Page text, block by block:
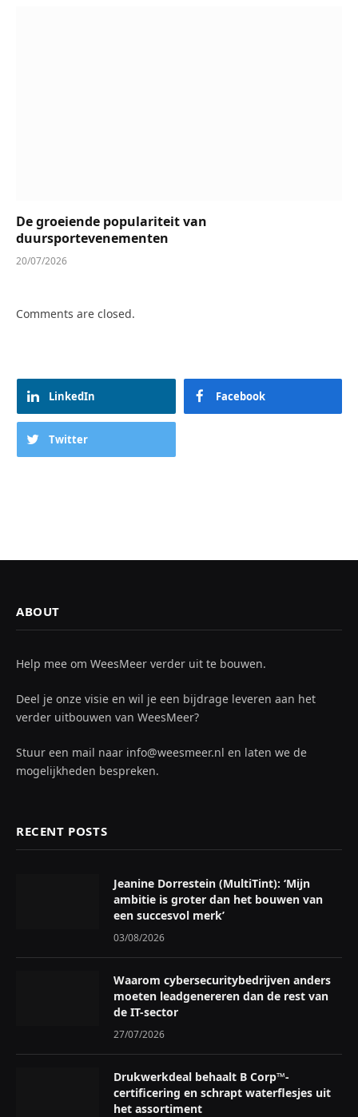
De groeiende populariteit van
duursportevenementen
20/07/2026
Comments are closed.
LinkedIn Facebook
Twitter
ABOUT
Help mee om WeesMeer verder uit te bouwen.
Deel je onze visie en wil je een bijdrage leveren aan het
verder uitbouwen van WeesMeer?
Stuur een mail naar info@weesmeer.nl en laten we de
mogelijkheden bespreken.
RECENT POSTS
Jeanine Dorrestein (MultiTint): ‘Mijn
ambitie is groter dan het bouwen van
een succesvol merk’
03/08/2026
Waarom cybersecuritybedrijven anders
moeten leadgenereren dan de rest van
de IT-sector
27/07/2026
Drukwerkdeal behaalt B Corp™-
certificering en schrapt waterflesjes uit
het assortiment